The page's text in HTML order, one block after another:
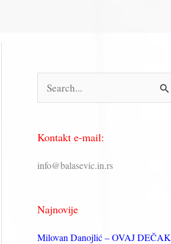
р
т
а
з
Kontakt e-mail:
info@balasevic.in.rs
Najnovije
Milovan Danojlić – OVAJ DEČAK